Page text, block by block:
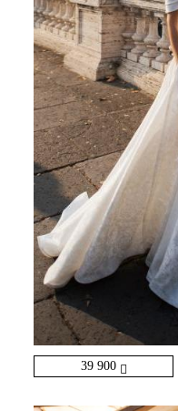
39 900